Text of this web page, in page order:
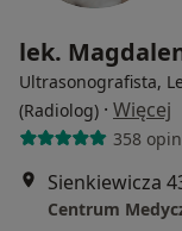
lek.
Ultrasonografista,
(Radiolog) · Więcej
358
Sienkiewicza
Centrum